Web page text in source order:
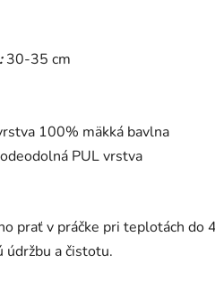
30-35 cm
100% mäkká bavlna
PUL vrstva
prať v práčke pri teplotách do
údržbu a čistotu.